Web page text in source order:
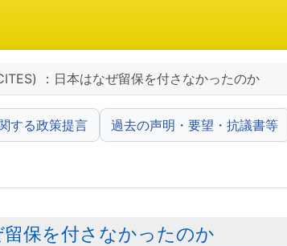
：日本はなぜ留保を付さなかったのか
する政策提言 過去の声明・要望・抗議書等
保を付さなかったのか